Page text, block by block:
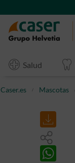
Salud
Caser.es Mascotas